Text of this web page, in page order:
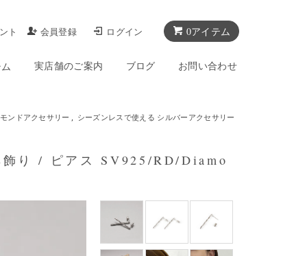
0アイテム
ト 会員登録 ログイン
実店舗のご案内 ブログ お問い合わせ
ンドアクセサリー , シーズンレスで使える シルバーアクセサリー
り / ピアス SV925/RD/Diamo